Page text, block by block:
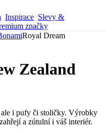
Inspirace Slevy &
značky
Royal Dream
Zealand
ale i pufy či stoličky. Výrobky
a zútulní i váš interiér.